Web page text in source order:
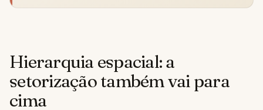
Hierarquia espacial: a
setorização também vai para
cima